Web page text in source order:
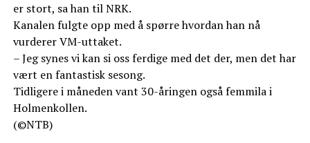
er stort, sa han til NRK.
Kanalen fulgte opp med å spørre hvordan han nå
vurderer VM-uttaket.
– Jeg synes vi kan si oss ferdige med det der, men det har
vært en fantastisk sesong.
Tidligere i måneden vant 30-åringen også femmila i
Holmenkollen.
(©NTB)